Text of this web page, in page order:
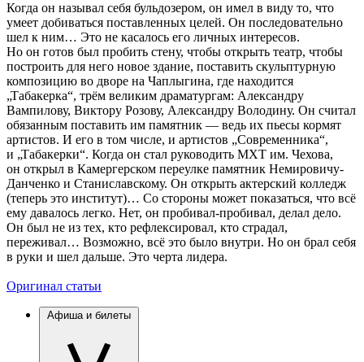
Когда он называл себя бульдозером, он имел в виду то, что
умеет добиваться поставленных целей. Он последовательно
шел к ним… Это не касалось его личных интересов.
Но он готов был пробить стену, чтобы открыть театр, чтобы
построить для него новое здание, поставить скульптурную
композицию во дворе на Чаплыгина, где находится
„Табакерка“, трём великим драматургам: Александру
Вампилову, Виктору Розову, Александру Володину. Он считал
обязанным поставить им памятник — ведь их пьесы кормят
артистов. И его в том числе, и артистов „Современника“,
и „Табакерки“. Когда он стал руководить МХТ им. Чехова,
он открыл в Камергерском переулке памятник Немировичу-
Данченко и Станиславскому. Он открыть актерский колледж
(теперь это институт)… Со стороны может показаться, что всё
ему давалось легко. Нет, он пробивал-пробивал, делал дело.
Он был не из тех, кто рефлексировал, кто страдал,
переживал… Возможно, всё это было внутри. Но он брал себя
в руки и шел дальше. Это черта лидера.
Оригинал статьи
Афиша и билеты